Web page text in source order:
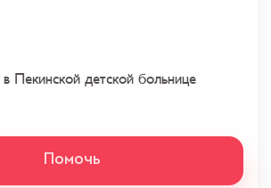
Пекинской детской больнице
Помочь